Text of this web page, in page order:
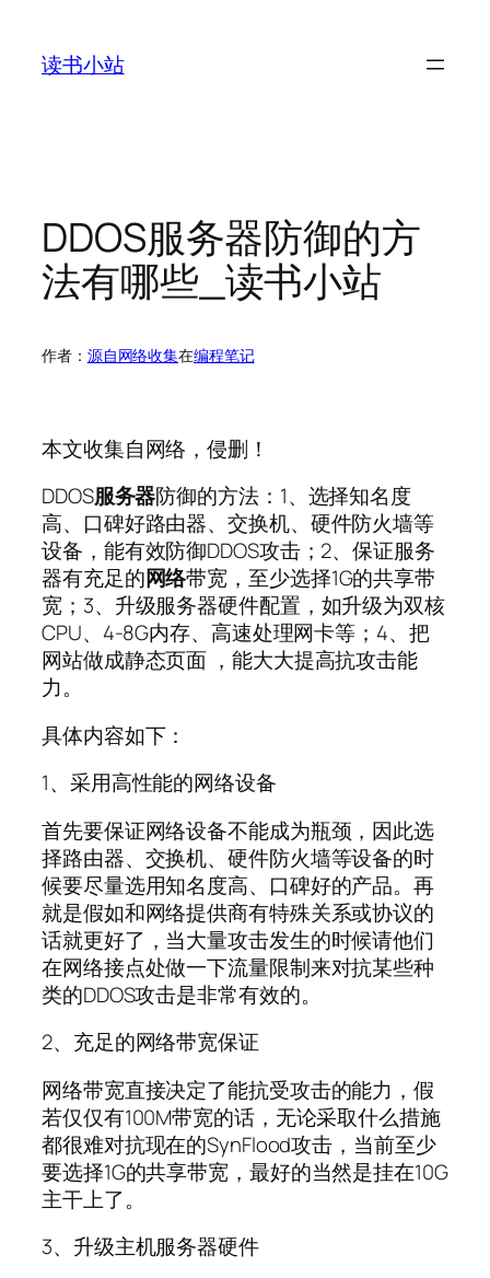
读书小站
DDOS服务器防御的方
法有哪些_读书小站
作者： 源自网络收集在编程笔记
本文收集自网络，侵删！
DDOS服务器防御的方法：1、选择知名度
高、口碑好路由器、交换机、硬件防火墙等
设备，能有效防御DDOS攻击；2、保证服务
器有充足的网络带宽，至少选择1G的共享带
宽；3、升级服务器硬件配置，如升级为双核
CPU、4-8G内存、高速处理网卡等；4、把
网站做成静态页面 ，能大大提高抗攻击能
力。
具体内容如下：
1、采用高性能的网络设备
首先要保证网络设备不能成为瓶颈，因此选
择路由器、交换机、硬件防火墙等设备的时
候要尽量选用知名度高、口碑好的产品。再
就是假如和网络提供商有特殊关系或协议的
话就更好了，当大量攻击发生的时候请他们
在网络接点处做一下流量限制来对抗某些种
类的DDOS攻击是非常有效的。
2、充足的网络带宽保证
网络带宽直接决定了能抗受攻击的能力，假
若仅仅有100M带宽的话，无论采取什么措施
都很难对抗现在的SynFlood攻击，当前至少
要选择1G的共享带宽，最好的当然是挂在10G
主干上了。
3、升级主机服务器硬件